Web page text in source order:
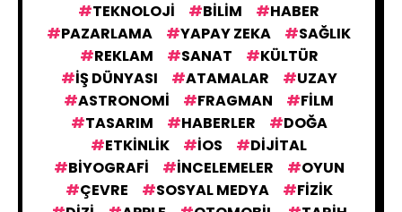
TEKNOLOJI BILIM
HABER
PAZARLAMA
YAPAY ZEKA
SAĞLIK
REKLAM
SANAT
KÜLTÜR
IŞ DÜNYASI
ATAMALAR
UZAY
ASTRONOMI
FRAGMAN
FILM
TASARIM
HABERLER
DOĞA
ETKINLIK
IOS
DIJITAL
BIYOGRAFI
İNCELEMELER
OYUN
ÇEVRE
SOSYAL MEDYA
FIZIK